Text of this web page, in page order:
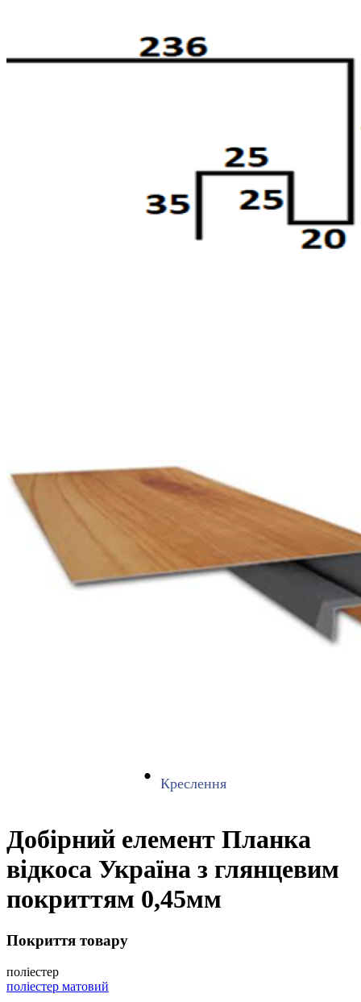
Креслення
Добірний елемент Планка
відкоса Україна з глянцевим
покриттям 0,45мм
Покриття товару
поліестер
поліестер матовий